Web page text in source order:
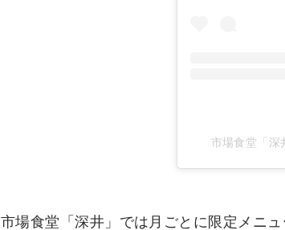
市場食堂「
市場食堂「深井」では月ごとに限定メニ